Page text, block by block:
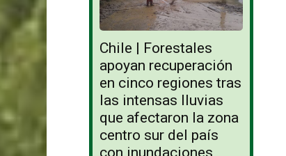
Chile | Forestales
apoyan recuperación
en cinco regiones tras
las intensas lluvias
que afectaron la zona
centro sur del país
con inundaciones